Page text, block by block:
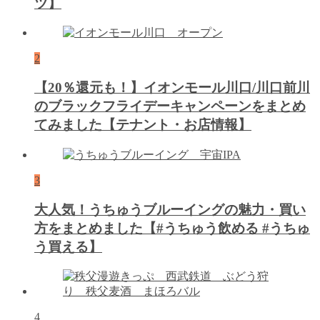
2
【20％還元も！】イオンモール川口/川口前川
のブラックフライデーキャンペーンをまとめ
てみました【テナント・お店情報】
3
大人気！うちゅうブルーイングの魅力・買い
方をまとめました【#うちゅう飲める #うちゅ
う買える】
4